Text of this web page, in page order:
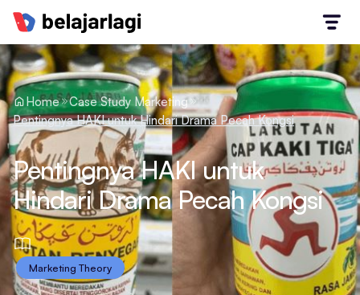
Home
Case Study Marketing
Pentingnya HAKI untuk Hindari Drama Pecah Kongsi
Pentingnya HAKI untuk
Hindari Drama Pecah Kongsi
Marketing Theory